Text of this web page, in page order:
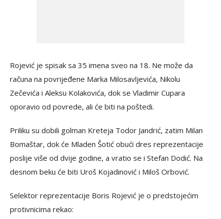
Rojević je spisak sa 35 imena sveo na 18. Ne može da
računa na povrijeđene Marka Milosavljevića, Nikolu
Zečevića i Aleksu Kolakovića, dok se Vladimir Cupara
oporavio od povrede, ali će biti na poštedi.
Priliku su dobili golman Kreteja Todor Jandrić, zatim Milan
Bomaštar, dok će Mladen Šotić obući dres reprezentacije
poslije više od dvije godine, a vratio se i Stefan Dodić. Na
desnom beku će biti Uroš Kojadinović i Miloš Orbović.
Selektor reprezentacije Boris Rojević je o predstojećim
protivnicima rekao: